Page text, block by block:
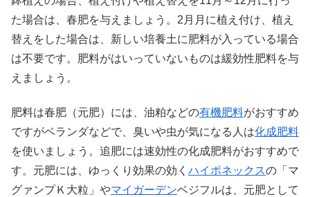
た場合は、春肥を与えましょう。2月月に植え付け、植え
替えをした場合は、新しい培養土に肥料が入っている場合
は不要です。肥料がはいっていないものは緩効性肥料を与
えましょう。
肥料は春肥（元肥）には、油粕などの有機肥料がおすすめ
ですがベランダなどで、臭いや虫が気になる人は化成肥料
を使いましょう。追肥には速効性の化成肥料がおすすめで
す。元肥には、ゆっくり効果の効く ハイポネックスの「マ
グァンプＫ大粒」やマイガーデンベジフルは、元肥として